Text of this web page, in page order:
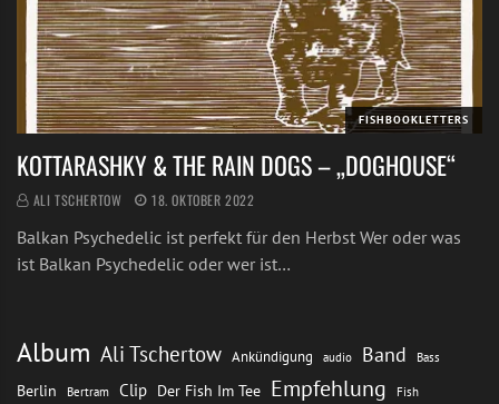
FISHBOOKLETTERS
KOTTARASHKY & THE RAIN DOGS – „DOGHOUSE“
ALI TSCHERTOW 18. OKTOBER 2022
Balkan Psychedelic ist perfekt für den Herbst Wer oder was
ist Balkan Psychedelic oder wer ist…
Album Ali Tschertow Ankündigung audio Band Bass
Berlin Bertram Clip Der Fish Im Tee Empfehlung Fish